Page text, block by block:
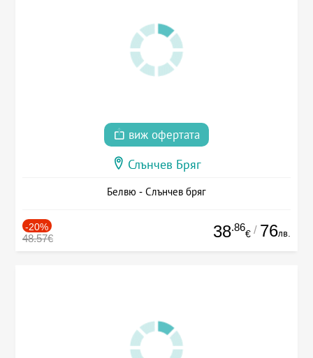
виж офертата
Слънчев Бряг
Белвю - Слънчев бряг
-20%
48.57€ 38.86
€ / 76лв.